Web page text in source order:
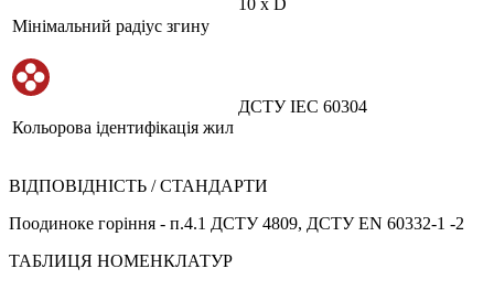
Мінімальний радіус згину
Кольорова ідентифікація жил
ДСТУ IEC 60304
ВІДПОВІДНІСТЬ / СТАНДАРТИ
Поодиноке горіння - п.4.1 ДСТУ 4809, ДСТУ EN 60332-1 -2
ТАБЛИЦЯ НОМЕНКЛАТУР